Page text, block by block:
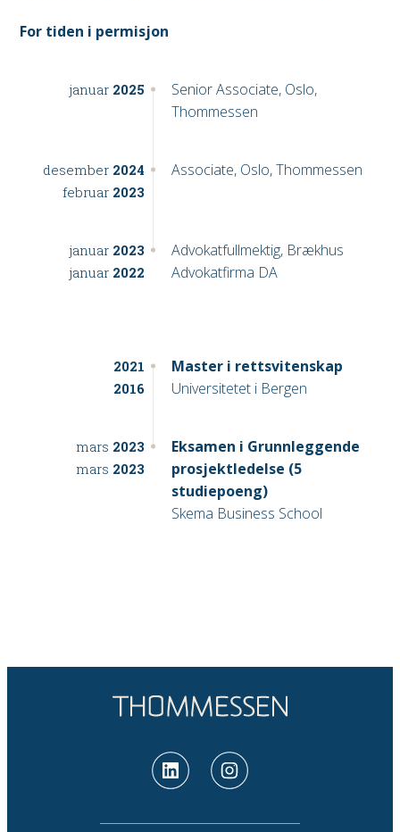
For tiden i permisjon
januar 2025
Senior Associate, Oslo,
Thommessen
desember 2024
februar 2023
Associate, Oslo, Thommessen
januar 2023
januar 2022
Advokatfullmektig, Brækhus
Advokatfirma DA
2021
2016
Master i rettsvitenskap
Universitetet i Bergen
mars 2023
mars 2023
Eksamen i Grunnleggende
prosjektledelse (5
studiepoeng)
Skema Business School